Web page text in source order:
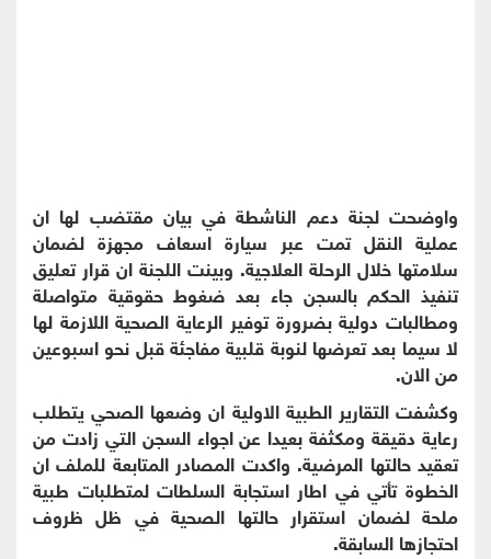
واوضحت لجنة دعم الناشطة في بيان مقتضب لها ان
عملية النقل تمت عبر سيارة اسعاف مجهزة لضمان
سلامتها خلال الرحلة العلاجية. وبينت اللجنة ان قرار تعليق
تنفيذ الحكم بالسجن جاء بعد ضغوط حقوقية متواصلة
ومطالبات دولية بضرورة توفير الرعاية الصحية اللازمة لها
لا سيما بعد تعرضها لنوبة قلبية مفاجئة قبل نحو اسبوعين
من الان.
وكشفت التقارير الطبية الاولية ان وضعها الصحي يتطلب
رعاية دقيقة ومكثفة بعيدا عن اجواء السجن التي زادت من
تعقيد حالتها المرضية. واكدت المصادر المتابعة للملف ان
الخطوة تأتي في اطار استجابة السلطات لمتطلبات طبية
ملحة لضمان استقرار حالتها الصحية في ظل ظروف
احتجازها السابقة.